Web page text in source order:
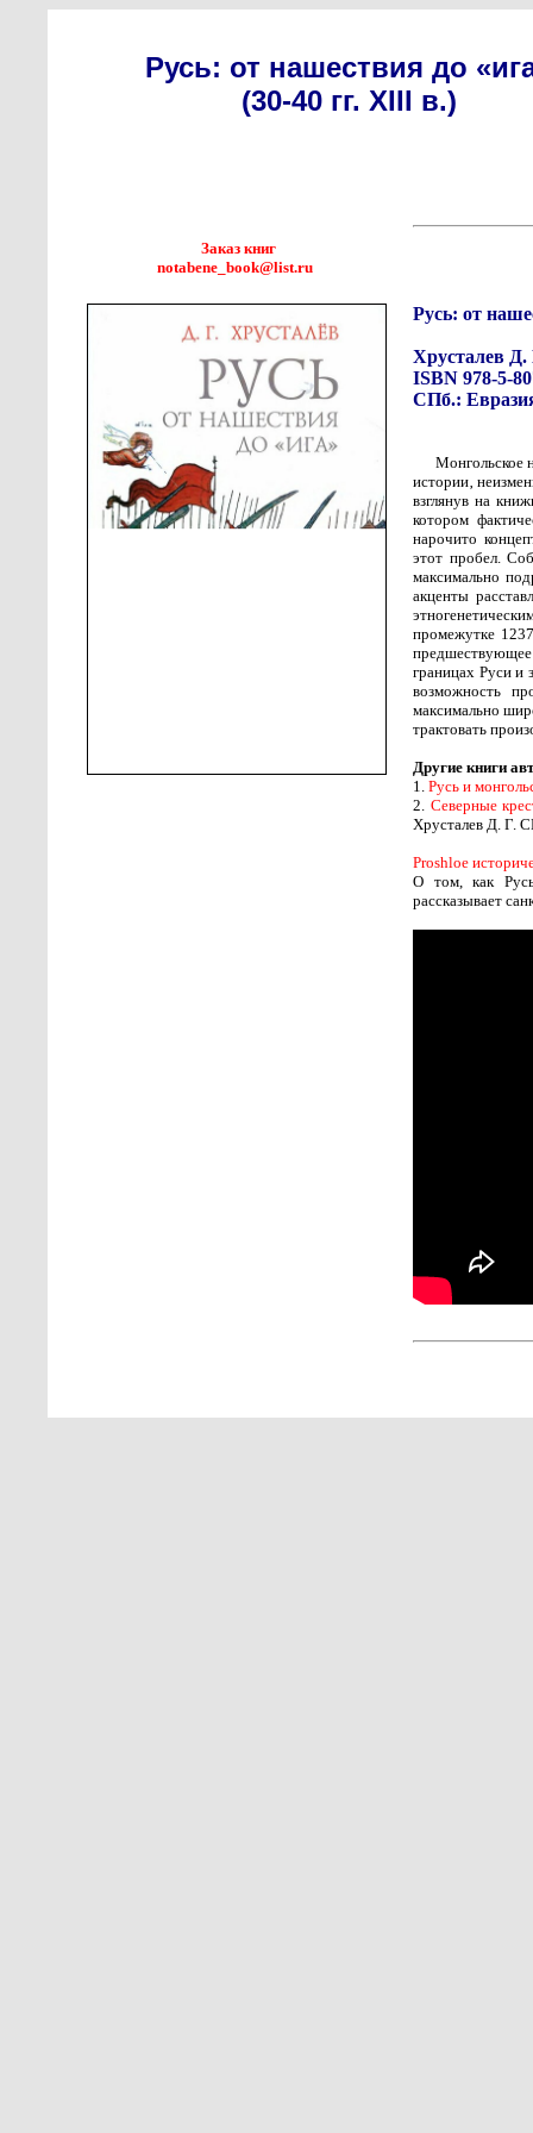
Русь: от нашествия до
(30-40 гг. XIII в.)
Заказ книг
notabene_book@list.ru
Русь: от
Хрусталев Д.
ISBN 978-5-
СПб.:
Монгольское
истории‚
взглянув на
котором
нарочито
этот пробел.
максимально
акценты
промежутке
предшествующее
границах Руси и
возможность
максимально
трактовать
Другие книги
1. Русь и
2. Северные
Хрусталев Д. Г.
Proshloe
О том, как Русь
рассказывает